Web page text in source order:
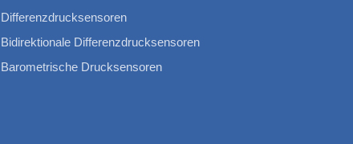
Differenzdrucksensoren
Bidirektionale Differenzdrucksensoren
Barometrische Drucksensoren